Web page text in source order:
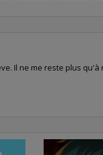
Il ne me reste plus qu'à